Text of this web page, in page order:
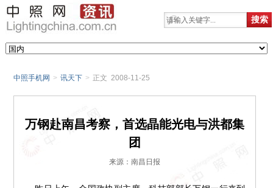
中照手机网 > 讯天下 > 正文 2008-11-25
万钢赴南昌考察，首选晶能光电与洪都集
团
来源：南昌日报